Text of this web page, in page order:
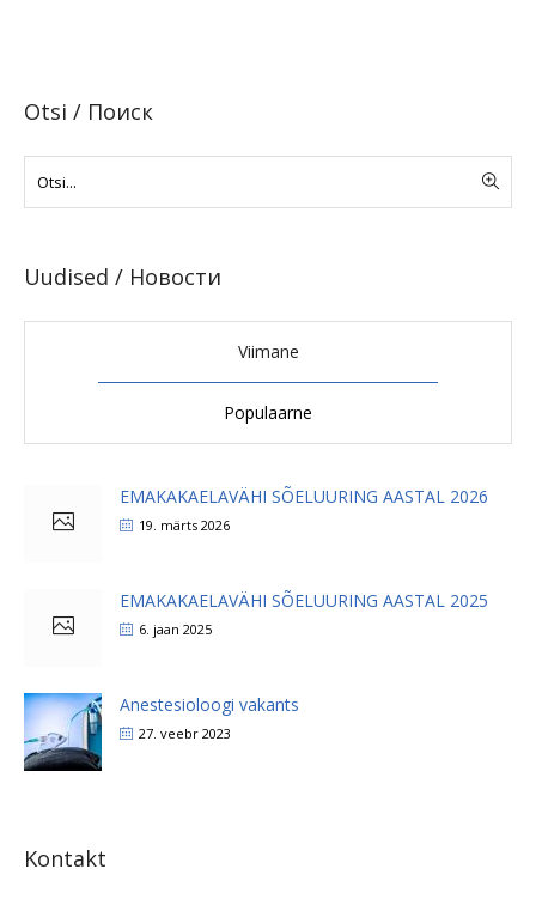
Otsi / Поиск
Uudised / Новости
Viimane
Populaarne
EMAKAKAELAVÄHI SÕELUURING AASTAL 2026
19. märts 2026
EMAKAKAELAVÄHI SÕELUURING AASTAL 2025
6. jaan 2025
Anestesioloogi vakants
27. veebr 2023
Kontakt